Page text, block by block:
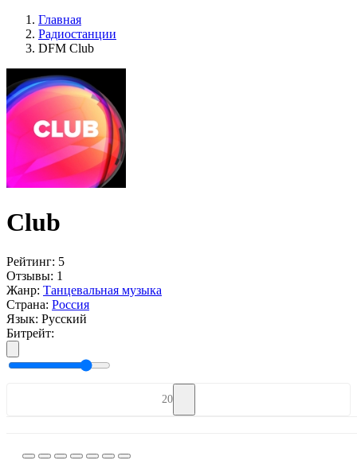
Главная
Радиостанции
DFM Club
Club
Рейтинг: 5
Отзывы: 1
Жанр: Танцевальная музыка
Страна: Россия
Язык: Русский
Битрейт:
20